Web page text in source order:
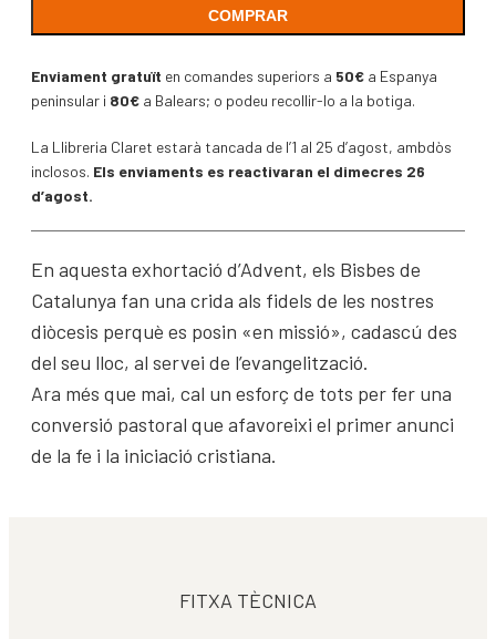
COMPRAR
Enviament gratuït en comandes superiors a 50€ a Espanya
peninsular i 80€ a Balears; o podeu recollir-lo a la botiga.
La Llibreria Claret estarà tancada de l’1 al 25 d’agost, ambdòs
inclosos. Els enviaments es reactivaran el dimecres 26
d’agost.
En aquesta exhortació d’Advent, els Bisbes de
Catalunya fan una crida als fidels de les nostres
diòcesis perquè es posin «en missió», cadascú des
del seu lloc, al servei de l’evangelització.
Ara més que mai, cal un esforç de tots per fer una
conversió pastoral que afavoreixi el primer anunci
de la fe i la iniciació cristiana.
FITXA TÈCNICA